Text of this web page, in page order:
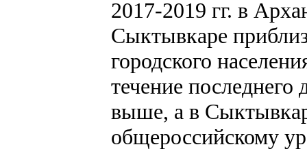
2017-2019 гг. в
Сыктывкаре
городского
течение последнего
выше, а в
общероссийскому